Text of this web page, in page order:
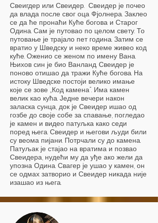
Свеигдер или Свеидер. Свеидер је почео
да влада после свог оца Фјолнера. Заклео
се да ће пронаћи Куће богова и Старог
Одина. Сам је путовао по целом свету. То
путовање је трајало пет година. Затим се
вратио у Шведску и неко време живео код
куће. Оженио се женом по имену Вана.
Њихов син је био Ванланд. Свеидер је
поново отишао да тражи Куће богова. На
истоку Шведске постоји велико имање
које се зове „Код камена“. Има камен
велик као кућа. Једне вечери након
заласка сунца, док је Свеидер ишао од
гозбе до своје собе за спавање, погледао
је камен и видео патуљка како седи
поред њега. Свеидер и његови људи били
су веома пијани. Потрчали су до камена.
Патуљак је стајао на вратима и позвао
Свеидера, нудећи му да уђе ако жели да
упозна Одина. Свагер је ушао у камен, он
се одмах затворио и Свеидер никада није
изашао из њега.